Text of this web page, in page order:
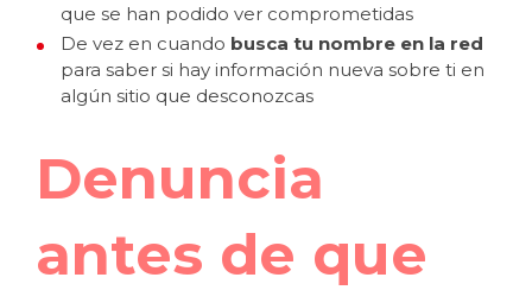
que se han podido ver comprometidas
De vez en cuando busca tu nombre en la red
para saber si hay información nueva sobre ti en
algún sitio que desconozcas
Denuncia
antes de que